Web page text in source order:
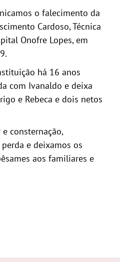
o falecimento da
Cardoso, Técnica
Onofre Lopes, em
há 16 anos
com Ivanaldo e deixa
e Rebeca e dois netos
consternação,
e deixamos os
aos familiares e